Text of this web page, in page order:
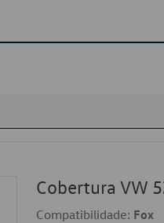
Cobertura VW
Compatibilidade: Fox